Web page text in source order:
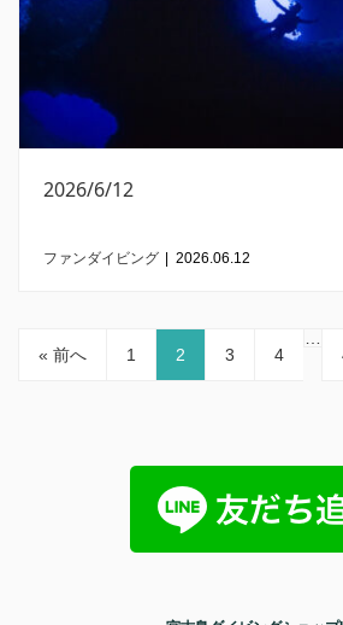
2026/6/12
ファンダイビング 2026.06.12
« 前へ 1 2 3 4
…